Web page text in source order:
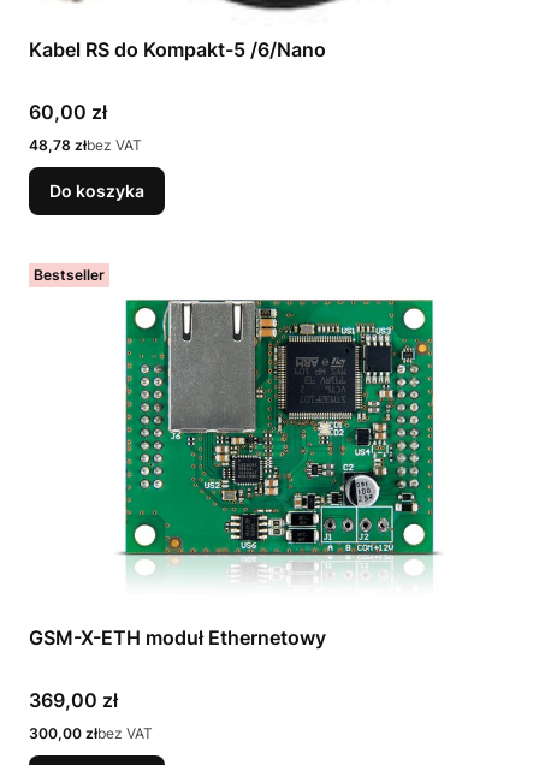
Kabel RS do Kompakt-5 /6/Nano
Cena
60,00 zł
Cena
48,78 złbez VAT
Do koszyka
Bestseller
GSM-X-ETH moduł Ethernetowy
Cena
369,00 zł
Cena
300,00 złbez VAT